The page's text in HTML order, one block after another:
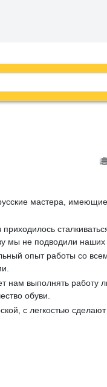
мастера,
мы не подводили наших
опыт работы со
нам выполнять работу
обуви.
с легкостью